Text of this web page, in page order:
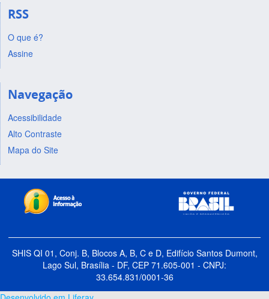
RSS
O que é?
Assine
Navegação
Acessibilidade
Alto Contraste
Mapa do Site
SHIS QI 01, Conj. B, Blocos A, B, C e D, Edifício Santos Dumont,
Lago Sul, Brasília - DF, CEP 71.605-001 - CNPJ:
33.654.831/0001-36